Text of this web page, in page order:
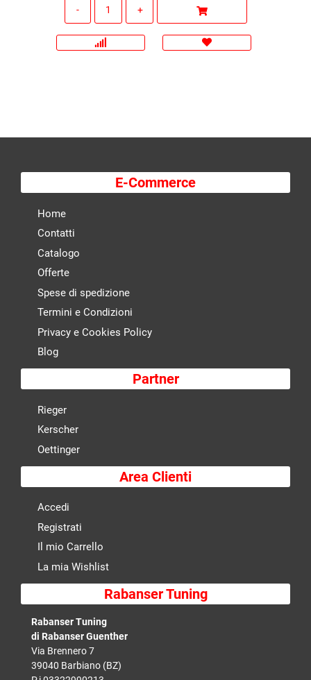
E-Commerce
Home
Contatti
Catalogo
Offerte
Spese di spedizione
Termini e Condizioni
Privacy e Cookies Policy
Blog
Partner
Rieger
Kerscher
Oettinger
Area Clienti
Accedi
Registrati
Il mio Carrello
La mia Wishlist
Rabanser Tuning
Rabanser Tuning
di Rabanser Guenther
Via Brennero 7
39040 Barbiano (BZ)